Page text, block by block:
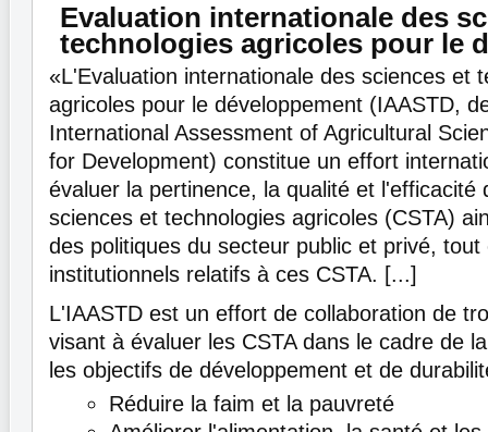
Evaluation internationale des
technologies agricoles pour le
«L'Evaluation internationale des sciences et
agricoles pour le développement (IAASTD,
International Assessment of Agricultural
for Development) constitue un effort
évaluer la pertinence, la qualité et l'efficacité
sciences et technologies agricoles (CSTA)
des politiques du secteur public et privé,
institutionnels relatifs à ces CSTA. [...]
L'IAASTD est un effort de collaboration de
visant à évaluer les CSTA dans le cadre de
les objectifs de développement et de
Réduire la faim et la pauvreté